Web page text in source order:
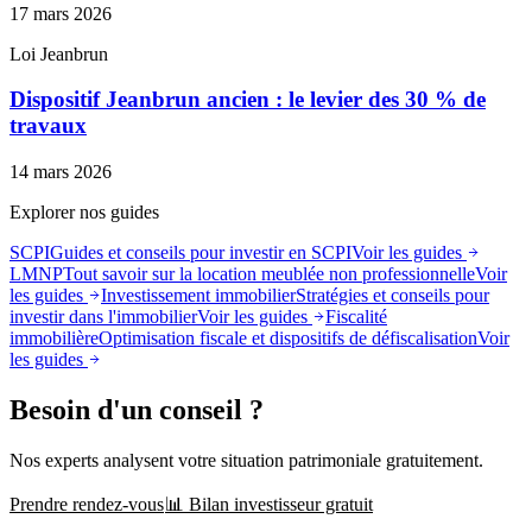
17 mars 2026
Loi Jeanbrun
Dispositif Jeanbrun ancien : le levier des 30 % de
travaux
14 mars 2026
Explorer nos guides
SCPIGuides et conseils pour investir en SCPIVoir les guides
LMNPTout savoir sur la location meublée non professionnelleVoir
les guides
Investissement immobilierStratégies et conseils pour
investir dans l'immobilierVoir les guides
Fiscalité
immobilièreOptimisation fiscale et dispositifs de défiscalisationVoir
les guides
Besoin d'un conseil ?
Nos experts analysent votre situation patrimoniale gratuitement.
Prendre rendez-vous📊 Bilan investisseur gratuit